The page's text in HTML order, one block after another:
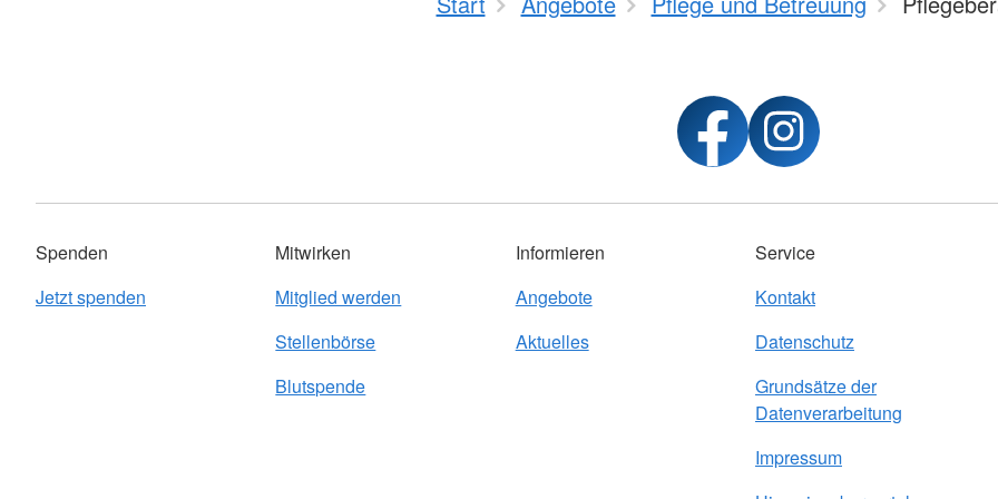
Spenden
Jetzt spenden
Mitwirken
Mitglied werden
Stellenbörse
Blutspende
Informieren
Angebote
Aktuelles
Service
Kontakt
Datenschutz
Grundsätze der
Datenverarbeitung
Impressum